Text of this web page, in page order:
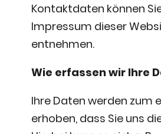
Kontaktdaten können
Impressum dieser
entnehmen.
Wie erfassen wir Ihre
Ihre Daten werden zum
erhoben, dass Sie uns